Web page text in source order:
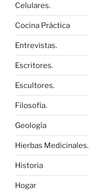
Celulares.
Cocina Práctica
Entrevistas.
Escritores.
Escultores.
Filosofía.
Geología
Hierbas Medicinales.
Historia
Hogar